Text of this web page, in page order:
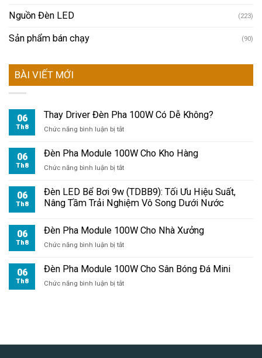
Nguồn Đèn LED (223)
Sản phẩm bán chạy (90)
BÀI VIẾT MỚI
06
Th8
Thay Driver Đèn Pha 100W Có Dễ Không?
Chức năng bình luận bị tắtở
Driver
Pha
Có
Dễ
06
Th8
Đèn Pha Module 100W Cho Kho Hàng
Chức năng bình luận bị tắtở
Pha
Module
100W
Kho
06
Th8
Đèn LED Bể Bơi 9w (TDBB9): Tối Ưu Hiệu Suất,
Nâng Tầm Trải Nghiệm Vô Song Dưới Nước
06
Th8
Đèn Pha Module 100W Cho Nhà Xưởng
Chức năng bình luận bị tắtở
Pha
100W
06
Th8
Đèn Pha Module 100W Cho Sân Bóng Đá Mini
Chức năng bình luận bị tắtở
Sân